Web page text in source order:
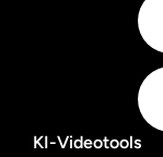
KI-Videotools